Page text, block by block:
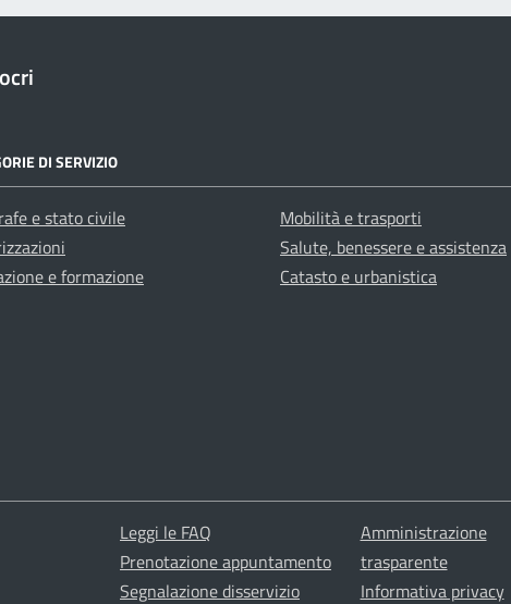
DI SERVIZIO
e stato civile
e formazione
Mobilità e trasporti
Salute, benessere e assistenza
Catasto e urbanistica
Leggi le FAQ
Prenotazione appuntamento
Segnalazione disservizio
Amministrazione
trasparente
Informativa privacy